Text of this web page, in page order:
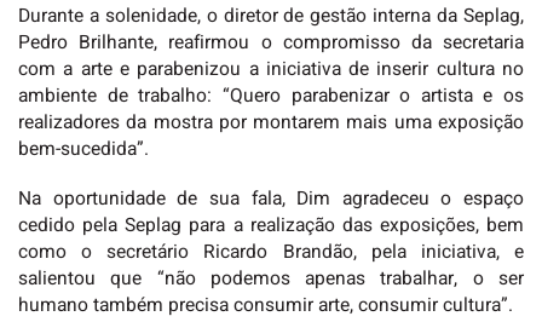
Durante a solenidade, o diretor de gestão interna da Seplag,
Pedro Brilhante, reafirmou o compromisso da secretaria
com a arte e parabenizou a iniciativa de inserir cultura no
ambiente de trabalho: “Quero parabenizar o artista e os
realizadores da mostra por montarem mais uma exposição
bem-sucedida”.
Na oportunidade de sua fala, Dim agradeceu o espaço
cedido pela Seplag para a realização das exposições, bem
como o secretário Ricardo Brandão, pela iniciativa, e
salientou que “não podemos apenas trabalhar, o ser
humano também precisa consumir arte, consumir cultura”.